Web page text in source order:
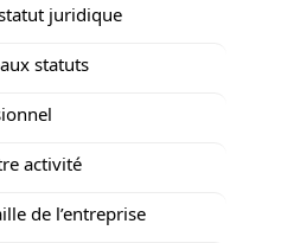
juridique
statuts
activité
de l’entreprise